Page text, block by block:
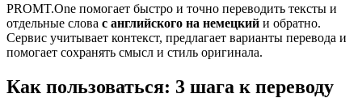
PROMT.One помогает быстро и точно переводить тексты и
отдельные слова с английского на немецкий и обратно.
Сервис учитывает контекст, предлагает варианты перевода и
помогает сохранять смысл и стиль оригинала.
Как пользоваться: 3 шага к переводу